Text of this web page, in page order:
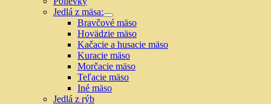
menu
Jedlá z mäsa:
Show
sub
menu
Bravčové mäso
Hovädzie mäso
Kačacie a husacie mäso
Kuracie mäso
Morčacie mäso
Teľacie mäso
Iné mäso
Jedlá z rýb